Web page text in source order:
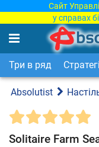
Сайт
у справах
Три в ряд
Absolutist
Solitaire Farm